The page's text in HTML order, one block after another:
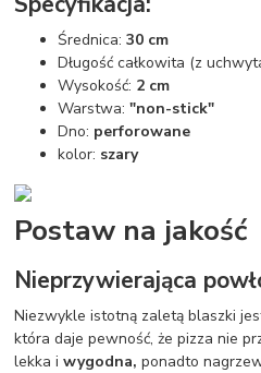
Średnica:30 cm
Długość całkowita (z
Wysokość: 2 cm
Warstwa: "non-stick"
Dno: perforowane
kolor: szary
Postaw na jakość
Nieprzywierająca
Niezwykle istotną zaletą blaszki
która daje pewność, że pizza nie
lekka iwygodna,ponadto